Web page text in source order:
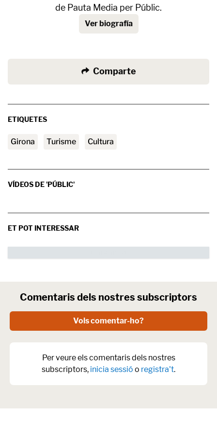
de Pauta Media per Públic.
Ver biografía
Comparte
ETIQUETES
Girona turisme Cultura
VÍDEOS DE 'PÚBLIC'
ET POT INTERESSAR
Comentaris dels nostres subscriptors
Vols comentar-ho?
Per veure els comentaris dels nostres
subscriptors, inicia sessió o registra't.